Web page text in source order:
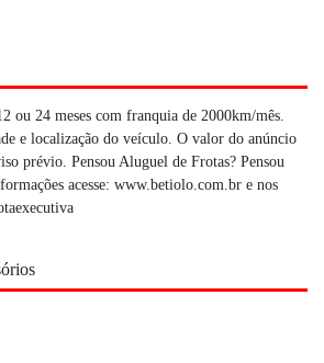
ou 24 meses com franquia de 2000km/mês.
e localização do veículo. O valor do anúncio
prévio. Pensou Aluguel de Frotas? Pensou
acesse: www.betiolo.com.br e nos